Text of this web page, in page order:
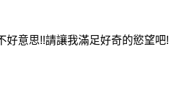
好意思!!請讓我滿足好奇的慾望吧!